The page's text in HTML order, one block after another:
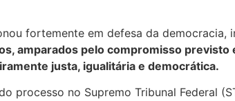
fortemente em defesa da
amparados pelo compromisso
justa, igualitária e democrática.
processo no Supremo Tribunal Federal